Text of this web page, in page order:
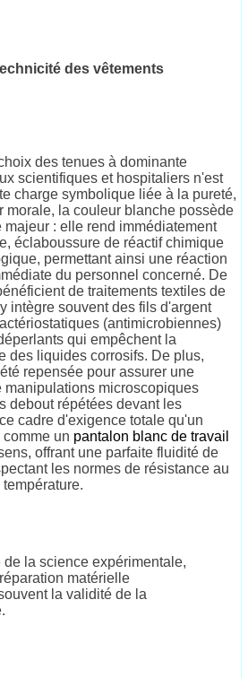
des vêtements
des tenues à dominante
scientifiques et hospitaliers n'est
charge symbolique liée à la pureté,
morale, la couleur blanche possède
: elle rend immédiatement
éclaboussure de réactif chimique
permettant ainsi une réaction
du personnel concerné. De
de traitements textiles de
intègre souvent des fils d'argent
(antimicrobiennes)
qui empêchent la
des liquides corrosifs. De plus,
repensée pour assurer une
manipulations microscopiques
debout répétées devant les
cadre d'exigence totale qu'un
un pantalon blanc de travail
offrant une parfaite fluidité de
les normes de résistance au
de la science expérimentale,
matérielle
la validité de la